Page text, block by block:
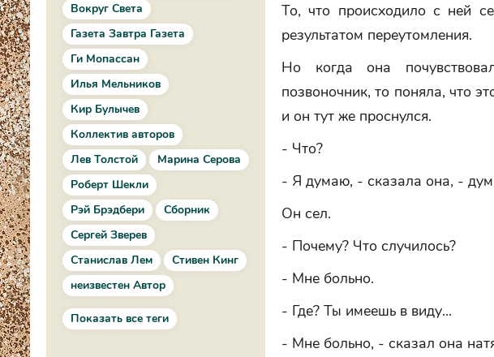
Вокруг Света
Газета Завтра Газета
Ги Мопассан
Илья Мельников
Кир Булычев
Коллектив авторов
Лев Толстой
Марина Серова
Роберт Шекли
Рэй Брэдбери
Сборник
Сергей Зверев
Станислав Лем
Стивен Кинг
неизвестен Автор
Показать все теги
То, что происходило с ней
результатом переутомления.
Но когда она
позвоночник, то поняла, что
и он тут же проснулся.
- Что?
- Я думаю, - сказала она, -
Он сел.
- Почему? Что случилось?
- Мне больно.
- Где? Ты имеешь в виду...
- Мне больно, - сказал она